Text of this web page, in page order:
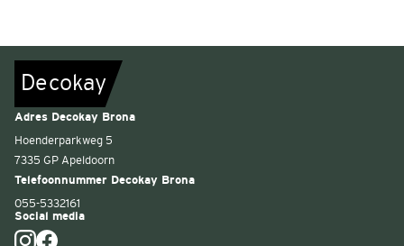
Decokay
Adres Decokay Brona
Hoenderparkweg 5
7335 GP Apeldoorn
Telefoonnummer Decokay Brona
055-5332161
Social media